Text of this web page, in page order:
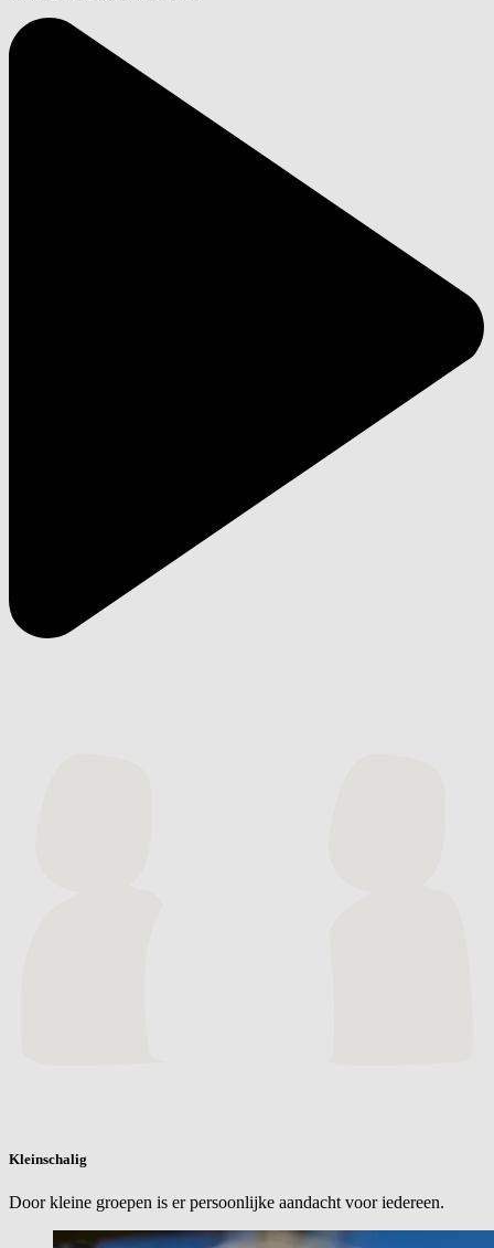
Kleinschalig
Door kleine groepen is er persoonlijke aandacht voor iedereen.